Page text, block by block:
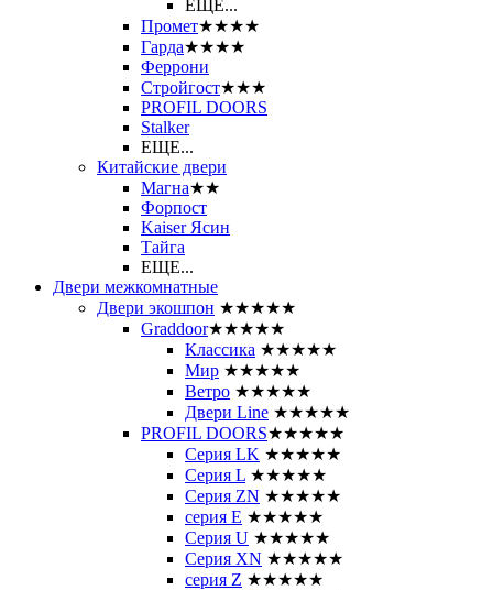
ЕЩЕ...
Промет★★★★
Гарда★★★★
Феррони
Стройгост★★★
PROFIL DOORS
Stalker
ЕЩЕ...
Китайские двери
Магна★★
Форпост
Kaiser Ясин
Тайга
ЕЩЕ...
Двери межкомнатные
Двери экошпон ★★★★★
Graddoor★★★★★
Классика ★★★★★
Мир ★★★★★
Ветро ★★★★★
Двери Line ★★★★★
PROFIL DOORS★★★★★
Серия LK ★★★★★
Серия L ★★★★★
Серия ZN ★★★★★
серия E ★★★★★
Серия U ★★★★★
Серия XN ★★★★★
серия Z ★★★★★